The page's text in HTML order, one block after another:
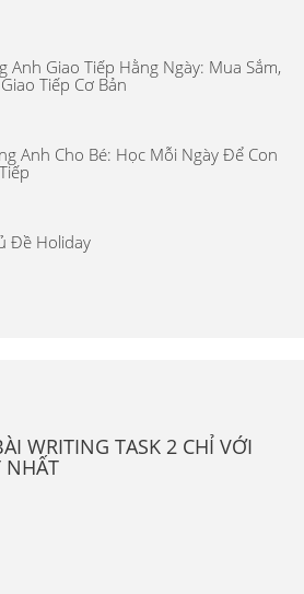
Anh Giao Tiếp Hằng Ngày: Mua Sắm,
Tiếp Cơ Bản
Anh Cho Bé: Học Mỗi Ngày Để Con
Đề Holiday
WRITING TASK 2 CHỈ VỚI
NHẤT